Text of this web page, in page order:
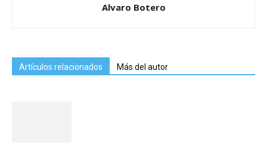
Alvaro Botero
Artículos relacionados Más del autor